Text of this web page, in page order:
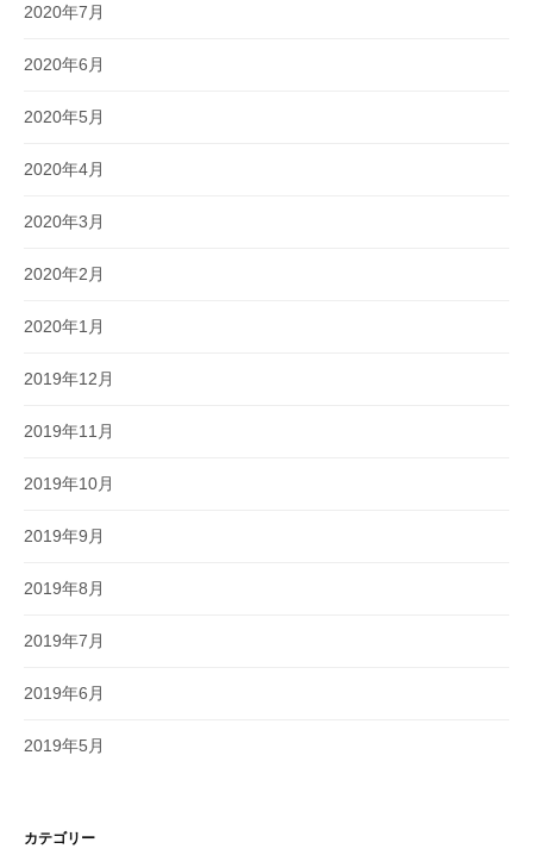
2020年7月
2020年6月
2020年5月
2020年4月
2020年3月
2020年2月
2020年1月
2019年12月
2019年11月
2019年10月
2019年9月
2019年8月
2019年7月
2019年6月
2019年5月
カテゴリー